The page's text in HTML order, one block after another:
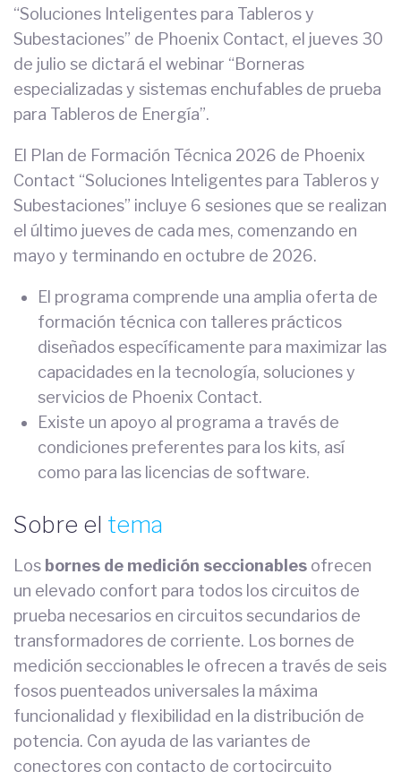
“Soluciones Inteligentes para Tableros y
Subestaciones” de Phoenix Contact, el jueves 30
de julio se dictará el webinar “Borneras
especializadas y sistemas enchufables de prueba
para Tableros de Energía”.
El Plan de Formación Técnica 2026 de Phoenix
Contact “Soluciones Inteligentes para Tableros y
Subestaciones” incluye 6 sesiones que se realizan
el último jueves de cada mes, comenzando en
mayo y terminando en octubre de 2026.
El programa comprende una amplia oferta de
formación técnica con talleres prácticos
diseñados específicamente para maximizar las
capacidades en la tecnología, soluciones y
servicios de Phoenix Contact.
Existe un apoyo al programa a través de
condiciones preferentes para los kits, así
como para las licencias de software.
Sobre el tema
Los bornes de medición seccionables ofrecen
un elevado confort para todos los circuitos de
prueba necesarios en circuitos secundarios de
transformadores de corriente. Los bornes de
medición seccionables le ofrecen a través de seis
fosos puenteados universales la máxima
funcionalidad y flexibilidad en la distribución de
potencia. Con ayuda de las variantes de
conectores con contacto de cortocircuito